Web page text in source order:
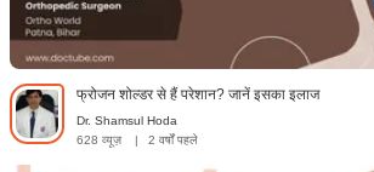
फ्रोजन शोल्डर से हैं परेशान? जानें इसका इलाज
Dr. Shamsul Hoda
628 व्यूज़
| 2 वर्षों पहले